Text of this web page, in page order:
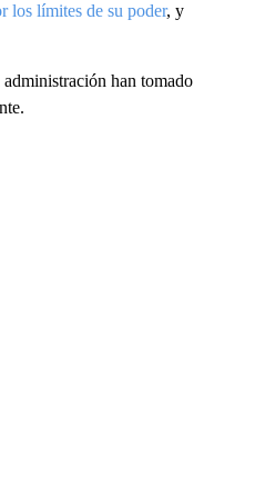
los límites de su poder, y
han tomado